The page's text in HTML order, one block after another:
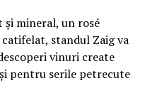
și mineral, un rosé
standul Zaig va
vinuri create
pentru serile petrecute